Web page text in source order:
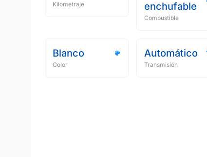
Kilometraje
enchufable
Combustible
Blanco
Color
Automático
Transmisión